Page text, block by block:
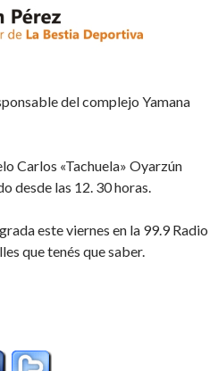
del complejo Yamana
Carlos «Tachuela» Oyarzún
desde las 12. 30 horas.
este viernes en la 99.9 Radio
que tenés que saber.
(Audio)